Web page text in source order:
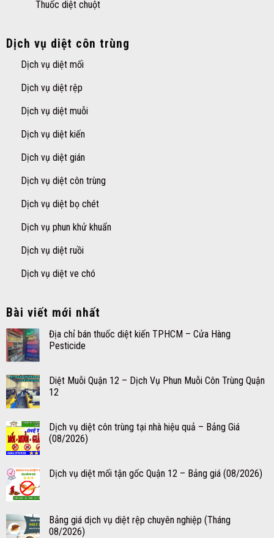
Thuốc diệt chuột
Dịch vụ diệt côn trùng
Dịch vụ diệt mối
Dịch vụ diệt rệp
Dịch vụ diệt muỗi
Dịch vụ diệt kiến
Dịch vụ diệt gián
Dịch vụ diệt côn trùng
Dịch vụ diệt bọ chét
Dịch vụ phun khử khuẩn
Dịch vụ diệt ruồi
Dịch vụ diệt ve chó
Bài viết mới nhất
Địa chỉ bán thuốc diệt kiến TPHCM – Cửa Hàng
Pesticide
Diệt Muỗi Quận 12 – Dịch Vụ Phun Muỗi Côn Trùng Quận
12
Dịch vụ diệt côn trùng tại nhà hiệu quả – Bảng Giá
(08/2026)
Dịch vụ diệt mối tận gốc Quận 12 – Bảng giá (08/2026)
Bảng giá dịch vụ diệt rệp chuyên nghiệp (Tháng
08/2026)